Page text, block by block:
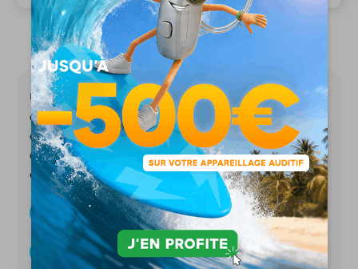
Unisson représente la nouvelle génération
d’audioprothésistes. Notre ambition est de
démocratiser l’appareillage auditif tout en
assurant les services d’un laboratoire
d’audioprothèse conventionnel.
Des prix justes et transparents
Essais gratuits
& sans engagement